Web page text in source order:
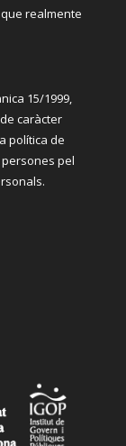
realmente
15/1999,
caràcter
política de
pel